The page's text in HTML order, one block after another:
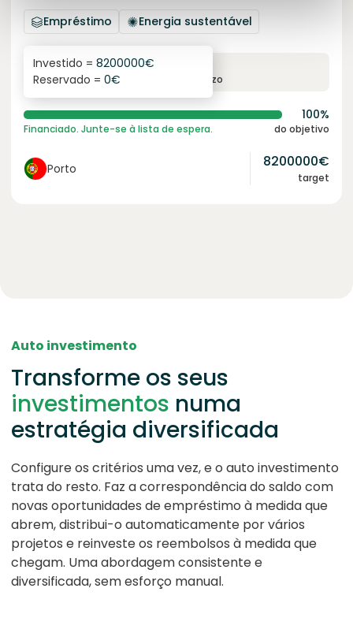
Empréstimo
Energia sustentável
6.1%
juro anual prazo
Investido = 8200000€
Reservado = 0€
100%
Financiado. Junte-se à lista de espera. do objetivo
Porto 8200000€
target
Auto investimento
Transforme os seus
investimentos numa
estratégia diversificada
Configure os critérios uma vez, e o auto investimento
trata do resto. Faz a correspondência do saldo com
novas oportunidades de empréstimo à medida que
abrem, distribui-o automaticamente por vários
projetos e reinveste os reembolsos à medida que
chegam. Uma abordagem consistente e
diversificada, sem esforço manual.